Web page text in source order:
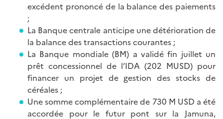
excédent prononcé de la balance des paiements
;
La Banque centrale anticipe une détérioration de
la balance des transactions courantes ;
La Banque mondiale (BM) a validé fin juillet un
prêt concessionnel de l’IDA (202 MUSD) pour
financer un projet de gestion des stocks de
céréales ;
Une somme complémentaire de 730 M USD a été
accordée pour le futur pont sur la Jamuna,